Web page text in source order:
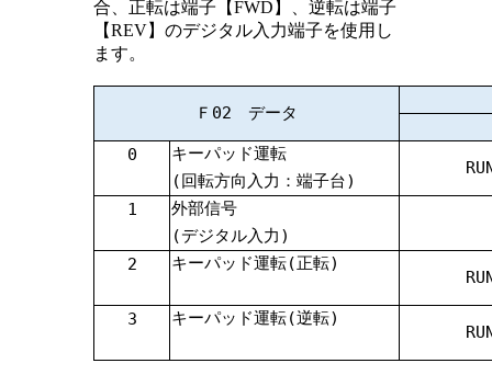
合、正転は端子【FWD】、逆転は端子
【REV】のデジタル入力端子を使用し
ます。
Ｆ02 データ
0 キーパッド運転
(回転方向入力：端子台)
1
外部信号
(デジタル入力)
2
キーパッド運転(正転)
3 キーパッド運転(逆転)